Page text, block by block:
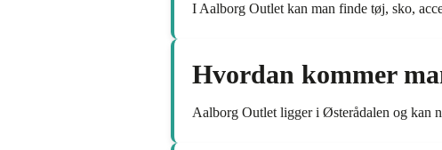
I Aalborg Outlet kan man finde tøj, sko,
Hvordan kommer
Aalborg Outlet ligger i Østerådalen og kan